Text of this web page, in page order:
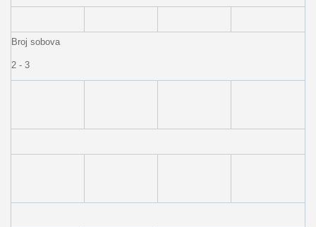
Broj sobova
2 - 3